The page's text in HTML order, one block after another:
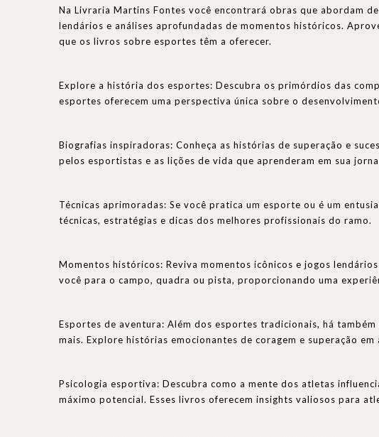
Na Livraria Martins Fontes você encontrará obras que abordam
lendários e análises aprofundadas de momentos históricos.
que os livros sobre esportes têm a oferecer.
Explore a história dos esportes: Descubra os primórdios das
esportes oferecem uma perspectiva única sobre o
Biografias inspiradoras: Conheça as histórias de superação e
pelos esportistas e as lições de vida que aprenderam em sua
Técnicas aprimoradas: Se você pratica um esporte ou é um
técnicas, estratégias e dicas dos melhores profissionais do ramo.
Momentos históricos: Reviva momentos icônicos e jogos
você para o campo, quadra ou pista, proporcionando uma
Esportes de aventura: Além dos esportes tradicionais, há
mais. Explore histórias emocionantes de coragem e superação
Psicologia esportiva: Descubra como a mente dos atletas
máximo potencial. Esses livros oferecem insights valiosos para